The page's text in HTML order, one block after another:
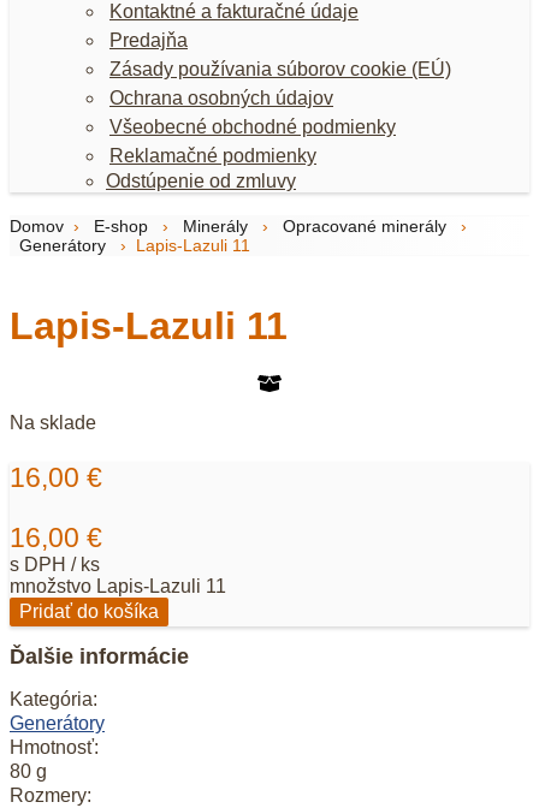
Kontaktné a fakturačné údaje
Predajňa
Zásady používania súborov cookie (EÚ)
Ochrana osobných údajov
Všeobecné obchodné podmienky
Reklamačné podmienky
Odstúpenie od zmluvy
Domov › E-shop › Minerály › Opracované minerály
›
Generátory
› Lapis-Lazuli 11
Lapis-Lazuli 11
Na sklade
16,00 €
16,00 €
s DPH / ks
množstvo Lapis-Lazuli 11
Pridať do košíka
Ďalšie informácie
Kategória:
Generátory
Hmotnosť:
80 g
Rozmery: